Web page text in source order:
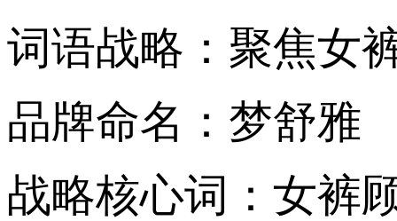
词语战略：聚焦女
品牌命名：梦舒雅
战略核心词：女裤